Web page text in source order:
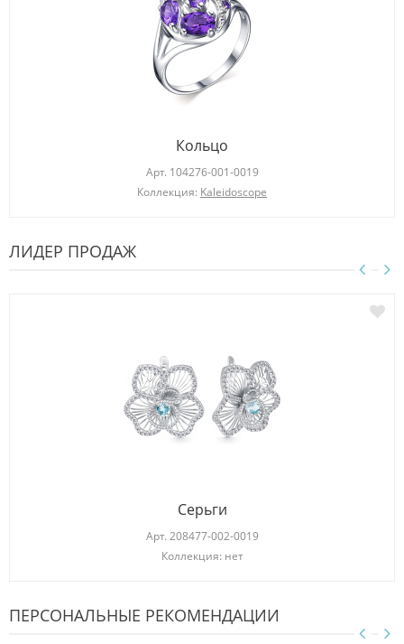
Кольцо
Арт. 104276-001-0019
Коллекция: Kaleidoscope
ЛИДЕР ПРОДАЖ
Серьги
Арт. 208477-002-0019
Коллекция: нет
ПЕРСОНАЛЬНЫЕ РЕКОМЕНДАЦИИ